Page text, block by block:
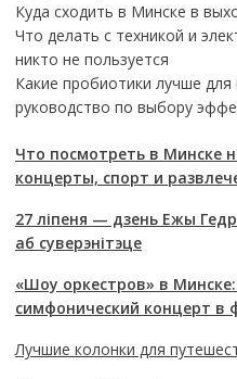
Куда сходить в Минске в
Что делать с техникой и
никто не пользуется
Какие пробиотики лучше
руководство по выбору
Что посмотреть в Минске
концерты, спорт и
27 ліпеня — дзень Ежы
аб суверэнітэце
«Шоу оркестров» в
симфонический концерт в
Лучшие колонки для